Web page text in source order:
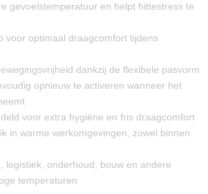
gevoelstemperatuur en helpt hittestress te
voor optimaal draagcomfort tijdens
dankzij de flexibele pasvorm
opnieuw te activeren wanneer het
voor extra hygiëne en fris draagcomfort
in warme werkomgevingen, zowel binnen
logistiek, onderhoud, bouw en andere
temperaturen